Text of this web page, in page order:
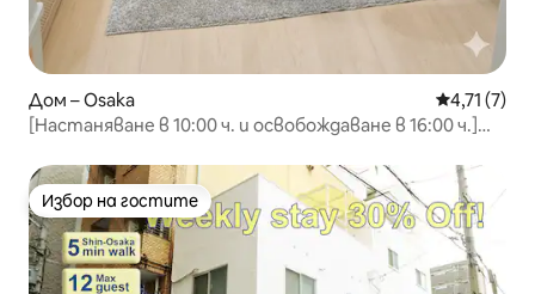
Дом – Osaka Средна
4,71 (7)
​[Настаняване в 10:00 ч. и освобождаване в 16:00 ч.]
Избор на гостите
Избор на гостите